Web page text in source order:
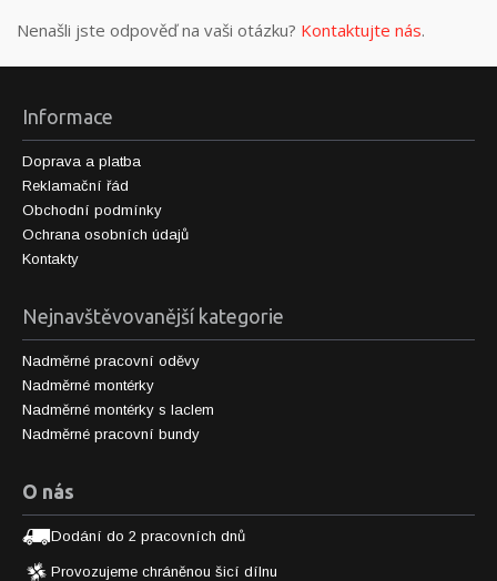
Nenašli jste odpověď na vaši otázku? Kontaktujte nás.
Informace
Doprava a platba
Reklamační řád
Obchodní podmínky
Ochrana osobních údajů
Kontakty
Nejnavštěvovanější kategorie
Nadměrné pracovní oděvy
Nadměrné montérky
Nadměrné montérky s laclem
Nadměrné pracovní bundy
O nás
Dodání do 2 pracovních dnů
Provozujeme chráněnou šicí dílnu